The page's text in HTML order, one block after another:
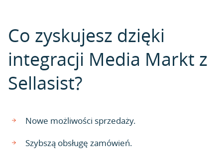
Co zyskujesz dzięki
integracji Media Markt z
Sellasist?
Nowe możliwości sprzedaży.
Szybszą obsługę zamówień.